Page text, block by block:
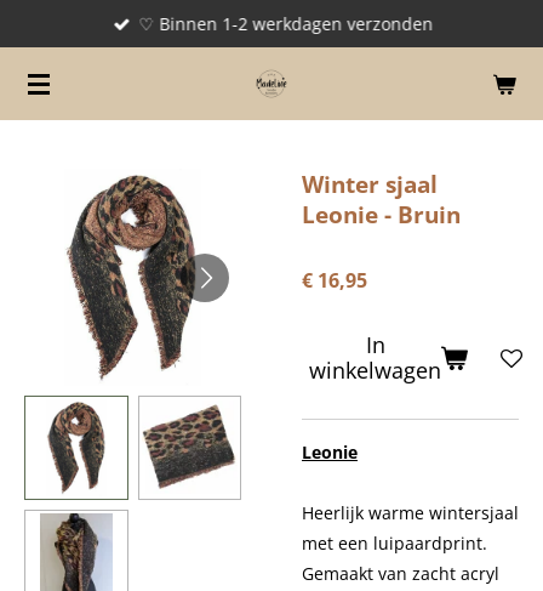
naar
de
♡ Binnen 1-2 werkdagen verzonden
Winter sjaal
Leonie - Bruin
€ 16,95
In
winkelwagen
Leonie
Heerlijk warme wintersjaal
met een luipaardprint.
Gemaakt van zacht acryl